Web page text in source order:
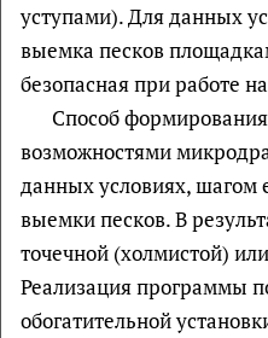
уступами). Для данных
выемка песков
безопасная при работе
Способ
возможностями
данных условиях, шагом
выемки песков. В
точечной (холмистой)
Реализация программы
обогатительной